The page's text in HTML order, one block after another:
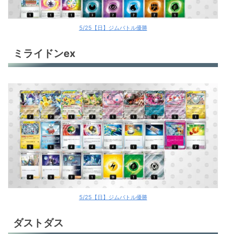
5/25【日】ジムバトル優勝
ミライドンex
5/25【日】ジムバトル優勝
ダストダス